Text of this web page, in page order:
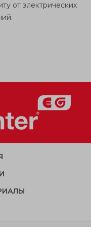
от электрических